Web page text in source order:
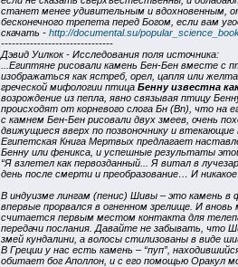
станет менее удивительным и вдохновенным,
бесконечного трепета перед Богом, если вам
скачать - http://documental.su/
-------------------------------
Дэвид Уилкок - Исследования поля источника:
...Египтяне рисовали камень Бен-Бен вместе с
изображаться как ястреб, орел, цапля или
греческой мифологии птица Бенну известна
возрождение из пепла, явно связывая птицу
происходят от корневого слога Бн (Bn), что на
с камнем Бен-Бен рисовали двух змеев, очень
движущиеся вверх по позвоночнику и
Египетская Книга Мертвых предлагает
Бенну или феникса, и успешные результаты
“Я взлетел как первозданный... Я витал в
день после смерти и преобразование… И
В индуизме лингам (пенис) Шивы – это камень
впервые прорвался в огненном зрелище. И
считается первым местом контакта для
передачи послания. Давайте не забывать, что
змей кундалини, а волосы стилизованы в виде
В Греции у нас есть камень – “пуп”,
обитает бог Аполлон, и с его помощью Оракул